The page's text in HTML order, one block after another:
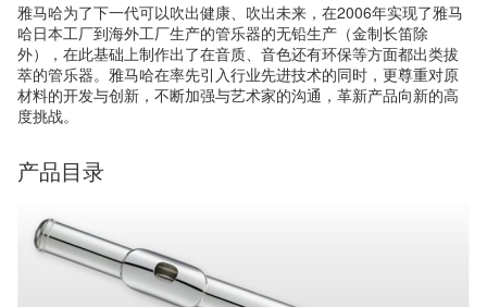
雅马哈为了下一代可以吹出健康、吹出未来，在2006年实现了雅马
哈日本工厂到海外工厂生产的管乐器的无铅生产（金制长笛除
外），在此基础上制作出了在音质、音色还有环保等方面都出类拔
萃的管乐器。雅马哈在率先引入行业先进技术的同时，更尊重对原
材料的开发与创新，不断加强与艺术家的沟通，革新产品向新的高
度挑战。
产品目录